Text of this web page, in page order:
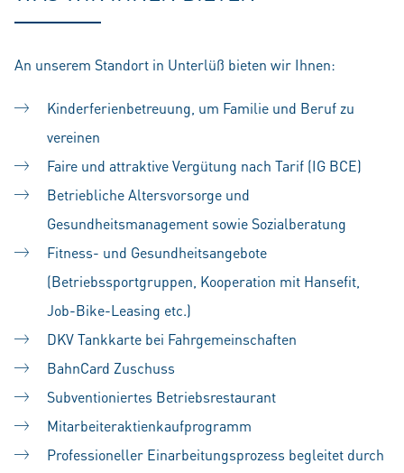
An unserem Standort in Unterlüß bieten wir Ihnen:
Kinderferienbetreuung, um Familie und Beruf zu
vereinen
Faire und attraktive Vergütung nach Tarif (IG BCE)
Betriebliche Altersvorsorge und
Gesundheitsmanagement sowie Sozialberatung
Fitness- und Gesundheitsangebote
(Betriebssportgruppen, Kooperation mit Hansefit,
Job-Bike-Leasing etc.)
DKV Tankkarte bei Fahrgemeinschaften
BahnCard Zuschuss
Subventioniertes Betriebsrestaurant
Mitarbeiteraktienkaufprogramm
Professioneller Einarbeitungsprozess begleitet durch